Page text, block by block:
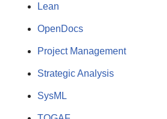
Lean
OpenDocs
Project Management
Strategic Analysis
SysML